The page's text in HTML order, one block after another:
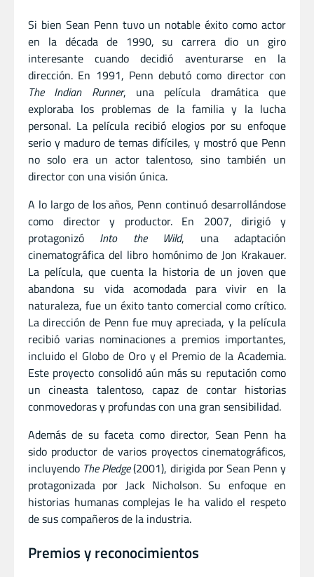
Si bien Sean Penn tuvo un notable éxito como actor
en la década de 1990, su carrera dio un giro
interesante cuando decidió aventurarse en la
dirección. En 1991, Penn debutó como director con
The Indian Runner, una película dramática que
exploraba los problemas de la familia y la lucha
personal. La película recibió elogios por su enfoque
serio y maduro de temas difíciles, y mostró que Penn
no solo era un actor talentoso, sino también un
director con una visión única.
A lo largo de los años, Penn continuó desarrollándose
como director y productor. En 2007, dirigió y
protagonizó Into the Wild, una adaptación
cinematográfica del libro homónimo de Jon Krakauer.
La película, que cuenta la historia de un joven que
abandona su vida acomodada para vivir en la
naturaleza, fue un éxito tanto comercial como crítico.
La dirección de Penn fue muy apreciada, y la película
recibió varias nominaciones a premios importantes,
incluido el Globo de Oro y el Premio de la Academia.
Este proyecto consolidó aún más su reputación como
un cineasta talentoso, capaz de contar historias
conmovedoras y profundas con una gran sensibilidad.
Además de su faceta como director, Sean Penn ha
sido productor de varios proyectos cinematográficos,
incluyendo The Pledge(2001), dirigida por Sean Penn y
protagonizada por Jack Nicholson. Su enfoque en
historias humanas complejas le ha valido el respeto
de sus compañeros de la industria.
Premios y reconocimientos